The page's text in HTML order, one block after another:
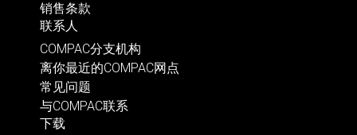
销售条款
联系人
COMPAC分支机构
离你最近的COMPAC网点
常见问题
与COMPAC联系
下载